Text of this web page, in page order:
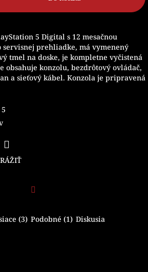
5 Digital s 12 mesačnou
servisnej prehliadke, má vymenený
tmel na doske, je kompletne vyčistená
obsahuje konzolu, bezdrôtový ovládač,
a sieťový kábel. Konzola je pripravená
(3) Podobné (1) Diskusia